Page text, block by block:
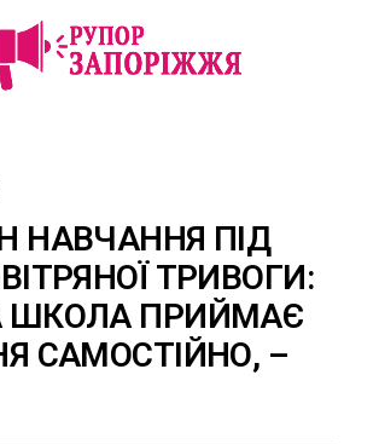
НАВЧАННЯ ПІД
ТРИВОГИ:
ШКОЛА ПРИЙМАЄ
САМОСТІЙНО, –
Exit mobile version